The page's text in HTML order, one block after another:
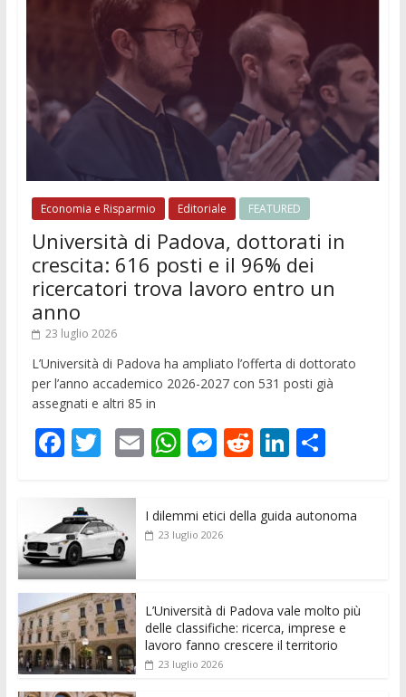
Economia e Risparmio Editoriale FEATURED
Università di Padova, dottorati in
crescita: 616 posti e il 96% dei
ricercatori trova lavoro entro un
anno
23 luglio 2026
L’Università di Padova ha ampliato l’offerta di dottorato
per l’anno accademico 2026-2027 con 531 posti già
assegnati e altri 85 in
F
e
b
o
o
k
T
itt
er
E
ai
l
W
s
p
M
ss
e
er
R
di
Li
e
C
di
I dilemmi etici della guida autonoma
23 luglio 2026
L’Università di Padova vale molto più
delle classifiche: ricerca, imprese e
lavoro fanno crescere il territorio
23 luglio 2026